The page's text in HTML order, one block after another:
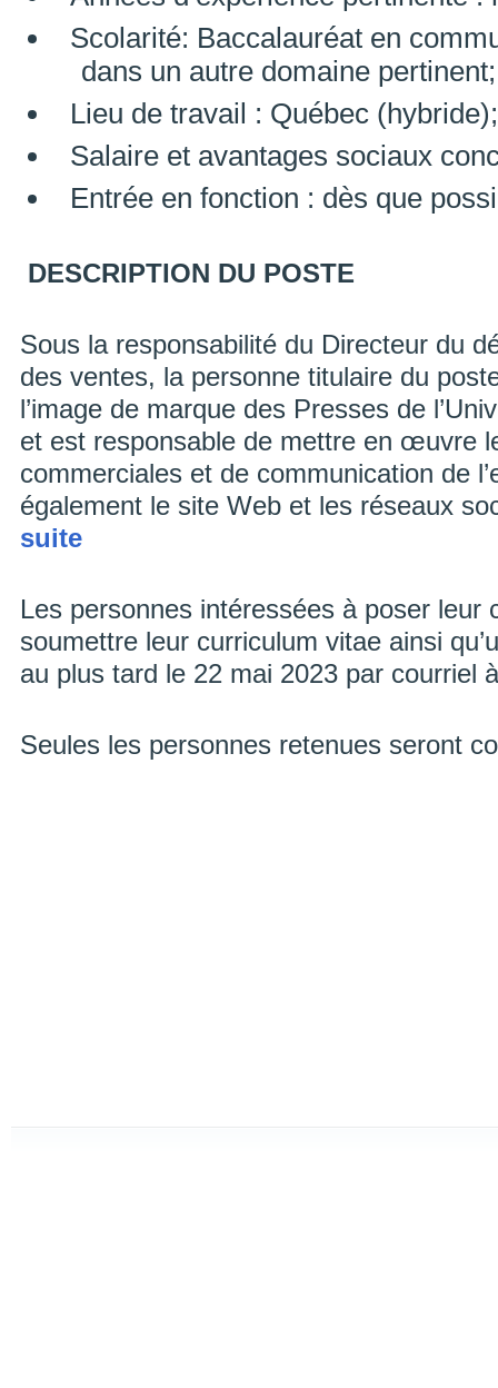
Scolarité: Baccalauréat en
dans un autre domaine pertinent;
Lieu de travail : Québec (hybride);
Salaire et avantages sociaux
Entrée en fonction : dès que
DESCRIPTION DU POSTE
Sous la responsabilité du Directeur du
des ventes, la personne titulaire du
l’image de marque des Presses de
et est responsable de mettre en œuvre
commerciales et de communication de
également le site Web et les réseaux
suite
Les personnes intéressées à poser leur
soumettre leur curriculum vitae ainsi
au plus tard le 22 mai 2023 par courriel
Seules les personnes retenues seront